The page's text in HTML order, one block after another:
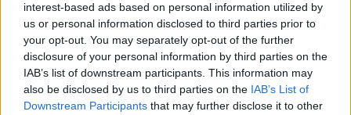
interest-based ads based on personal information utilized by
us or personal information disclosed to third parties prior to
your opt-out. You may separately opt-out of the further
disclosure of your personal information by third parties on the
IAB’s list of downstream participants. This information may
also be disclosed by us to third parties on the IAB’s List of
Downstream Participants that may further disclose it to other
Castelo Branco: “Bienal Internacional de Artes e Ofícios”
promete afirmar artesanato, património e inovação como
“motores de desenvolvimento económico e cultural” do
município português
Covilhã: Especialista aponta investimento estrangeiro e